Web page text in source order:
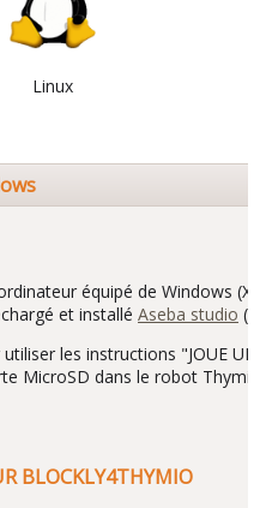
Linux
équipé de Windows
et installé Aseba studio
les instructions "JOUE UN
MicroSD dans le robot
BLOCKLY4THYMIO